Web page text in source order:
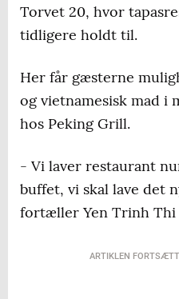
Torvet 20, hvor
tidligere holdt til.
Her får gæsterne
og vietnamesisk mad i
hos Peking Grill.
- Vi laver restaurant
buffet, vi skal lave det
fortæller Yen Trinh Thi
ARTIKLEN